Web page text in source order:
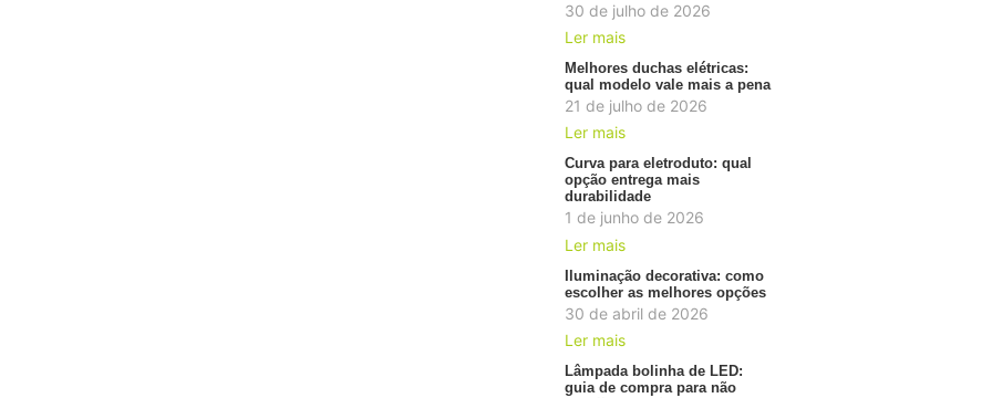
30 de julho de 2026
Ler mais
Melhores duchas elétricas:
qual modelo vale mais a pena
21 de julho de 2026
Ler mais
Curva para eletroduto: qual
opção entrega mais
durabilidade
1 de junho de 2026
Ler mais
Iluminação decorativa: como
escolher as melhores opções
30 de abril de 2026
Ler mais
Lâmpada bolinha de LED:
guia de compra para não